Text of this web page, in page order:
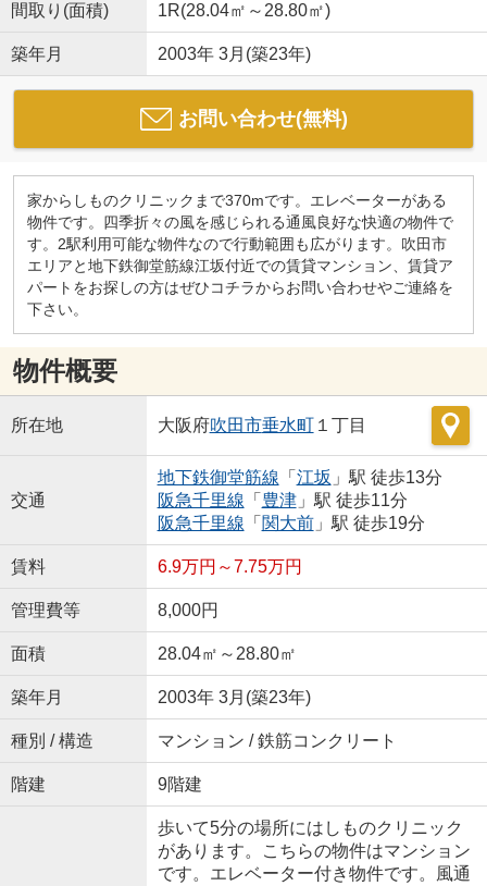
間取り(面積) 1R(28.04㎡～28.80㎡)
築年月 2003年 3月(築23年)
お問い合わせ(無料)
家からしものクリニックまで370mです。エレベーターがある
物件です。四季折々の風を感じられる通風良好な快適の物件で
す。2駅利用可能な物件なので行動範囲も広がります。吹田市
エリアと地下鉄御堂筋線江坂付近での賃貸マンション、賃貸ア
パートをお探しの方はぜひコチラからお問い合わせやご連絡を
下さい。
物件概要
所在地 大阪府吹田市垂水町１丁目
交通
地下鉄御堂筋線 「 江坂 」駅 徒歩13分
阪急千里線 「 豊津」駅 徒歩11分
阪急千里線 「 関大前」駅 徒歩19分
賃料 6.9万円～7.75万円
管理費等 8,000円
面積 28.04㎡～28.80㎡
築年月 2003年 3月(築23年)
種別 / 構造 マンション / 鉄筋コンクリート
階建 9階建
歩いて5分の場所にはしものクリニック
があります。こちらの物件はマンション
です。エレベーター付き物件です。風通